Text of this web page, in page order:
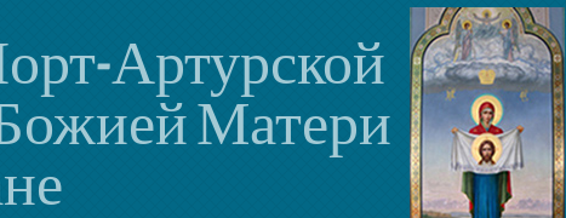
Артурской
Матери